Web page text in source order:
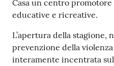
Casa un centro
educative e ricreative.
L’apertura della stagione,
prevenzione della
interamente incentrata